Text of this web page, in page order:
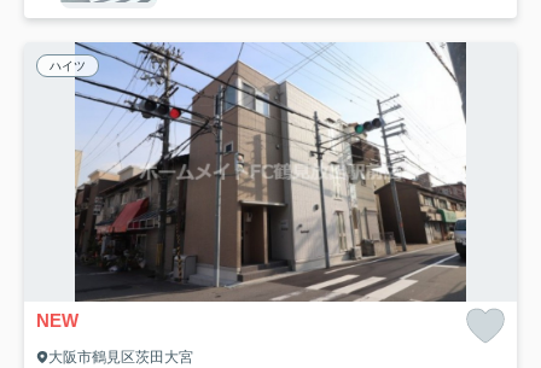
ハイツ
NEW
大阪市鶴見区茨田大宮